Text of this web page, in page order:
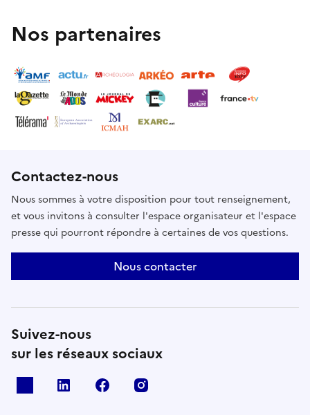
thème de l’inter- et multidisciplinarité et du
dialogue entre archéologie, archéobotanique,
paléoenvironnementales.À partir de 16h30, certains
Corner divulgativi avec l’exposition des objets du
métier qui illustrent les différentes disciplines qui
concourent à la recherche archéologique :
silex et de la céramique.
Nos partenaires
Contactez-nous
Nous sommes à votre disposition pour tout renseignement,
et vous invitons à consulter l'espace organisateur et l'espace
presse qui pourront répondre à certaines de vos questions.
Nous contacter
Suivez-nous
sur les réseaux sociaux
Linkedin Facebook